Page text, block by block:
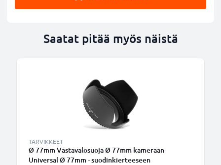
Saatat pitää myös näistä
TARVIKKEET
Ø 77mm Vastavalosuoja Ø 77mm kameraan
Universal Ø 77mm - suodinkierteeseen